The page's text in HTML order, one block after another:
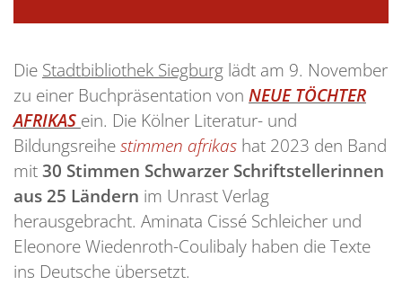
Die Stadtbibliothek Siegburg lädt am 9. November
zu einer Buchpräsentation von NEUE TÖCHTER
AFRIKAS ein. Die Kölner Literatur- und
Bildungsreihestimmen afrikas hat 2023 den Band
mit30 Stimmen Schwarzer Schriftstellerinnen
aus 25 Ländern im Unrast Verlag
herausgebracht. Aminata Cissé Schleicher und
Eleonore Wiedenroth-Coulibaly haben die Texte
ins Deutsche übersetzt.